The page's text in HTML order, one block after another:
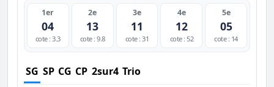
1er
04
cote : 3.3
2e
13
cote : 9.8
3e
11
cote : 31
4e
12
cote : 52
5e
05
cote : 14
SG SP CG CP 2sur4 Trio